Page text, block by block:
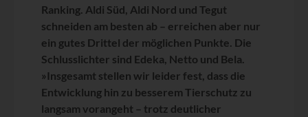
Ranking. Aldi Süd, Aldi Nord und Tegut
schneiden am besten ab – erreichen aber nur
ein gutes Drittel der möglichen Punkte. Die
Schlusslichter sind Edeka, Netto und Bela.
»Insgesamt stellen wir leider fest, dass die
Entwicklung hin zu besserem Tierschutz zu
langsam vorangeht – trotz deutlicher